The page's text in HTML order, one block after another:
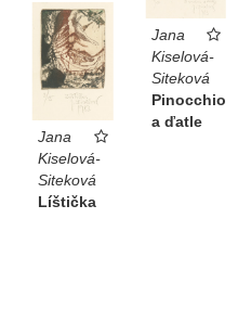
Jana
Kiselová-
Siteková
Pinocchio
a ďatle
Jana
Kiselová-
Siteková
Líštička